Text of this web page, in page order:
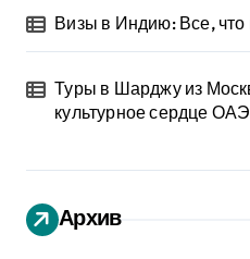
Визы в Индию: Все, что
Туры в Шарджу из
культурное сердце ОАЭ
Архив